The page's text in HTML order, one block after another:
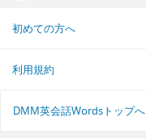
初めての方へ
利用規約
DMM英会話Wordsトップへ